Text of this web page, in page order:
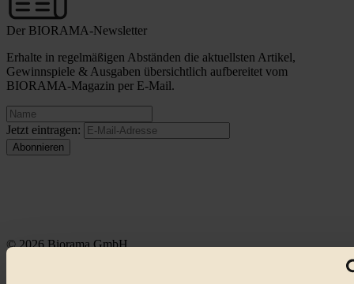
Der BIORAMA-Newsletter
Erhalte in regelmäßigen Abständen die aktuellsten Artikel,
Gewinnspiele & Ausgaben übersichtlich aufbereitet vom
BIORAMA-Magazin per E-Mail.
Jetzt eintragen:
© 2026 Biorama GmbH